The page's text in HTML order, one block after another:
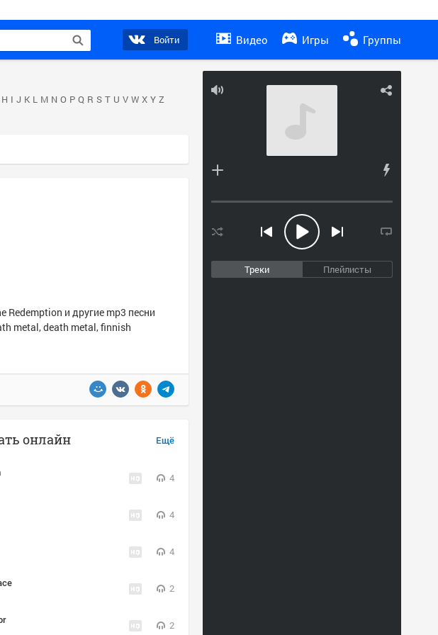
Войти Видео Игры Группы
Треки Плейлисты
H I J K L M N O P Q R S T U V W X Y Z
и другие mp3 песни
metal, death metal, finnish
Ещё
онлайн
4
4
4
2
2